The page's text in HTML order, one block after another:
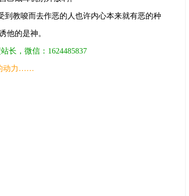
教唆而去作恶的人也许内心本来就有恶的种
他的是神。
长，微信：1624485837
动力……